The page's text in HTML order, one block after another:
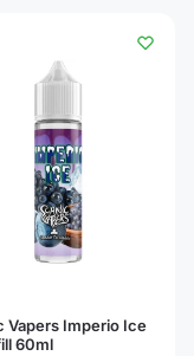
Vapers Imperio Ice
60ml